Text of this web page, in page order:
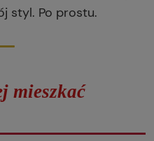
styl. Po prostu.
mieszkać